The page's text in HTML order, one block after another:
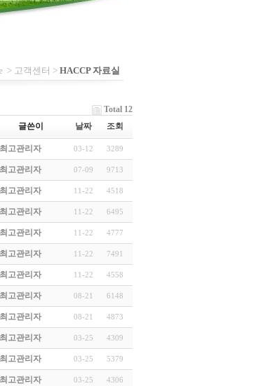
> 고객센터 >HACCP 자료실
Total 12
글쓴이 날짜 조회
최고관리자 03-12 3289
최고관리자 07-09 9713
최고관리자 11-22 4518
최고관리자 11-22 6495
최고관리자 11-22 4777
최고관리자 11-22 7491
최고관리자 11-22 4558
최고관리자 08-21 6148
최고관리자 08-21 4873
최고관리자 03-25 4309
최고관리자 03-25 5379
최고관리자 03-25 4306